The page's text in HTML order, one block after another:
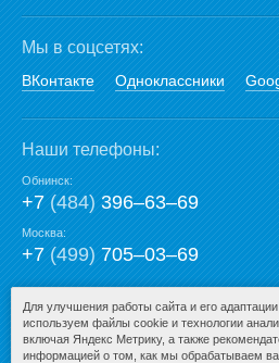
Мы в соцсетях:
ВКонтакте Одноклассники
Наши телефоны:
Обнинск:
+7(484)396‒63‒69
Москва:
+7(499)705‒03‒69
E-mail:
mail@san-premium.ru
Для улучшения работы сайта и его
используем файлы cookie и технологии
включая Яндекс Метрику, а также
информацией о том, как мы обрабатываем